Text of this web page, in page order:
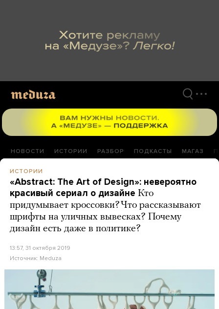
НОВОСТИ ИСТОРИИ РАЗБОР ПОДКАСТЫ МАГАЗ
ИСТОРИИ
«Abstract: The Art of Design»: невероятно
красивый сериал о дизайне Кто
придумывает кроссовки? Что рассказывают
шрифты на уличных вывесках? Почему
дизайн есть даже в политике?
13:57, 31 октября 2019
Источник: Meduza